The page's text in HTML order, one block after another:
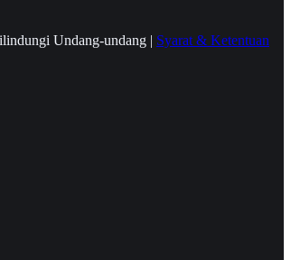
Undang-undang | Syarat & Ketentuan